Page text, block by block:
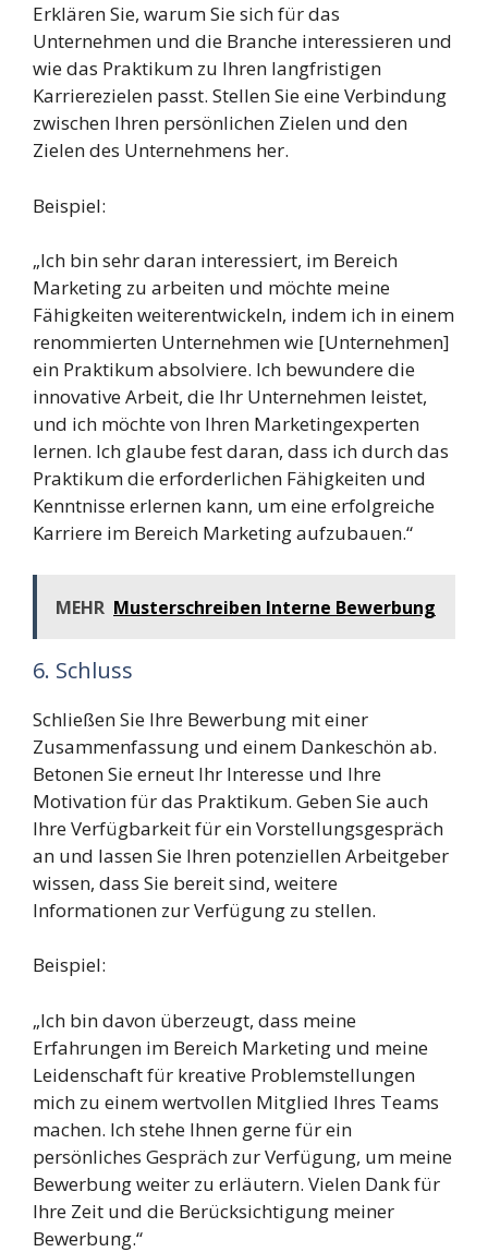
Erklären Sie, warum Sie sich für das
Unternehmen und die Branche interessieren und
wie das Praktikum zu Ihren langfristigen
Karrierezielen passt. Stellen Sie eine Verbindung
zwischen Ihren persönlichen Zielen und den
Zielen des Unternehmens her.
Beispiel:
„Ich bin sehr daran interessiert, im Bereich
Marketing zu arbeiten und möchte meine
Fähigkeiten weiterentwickeln, indem ich in einem
renommierten Unternehmen wie [Unternehmen]
ein Praktikum absolviere. Ich bewundere die
innovative Arbeit, die Ihr Unternehmen leistet,
und ich möchte von Ihren Marketingexperten
lernen. Ich glaube fest daran, dass ich durch das
Praktikum die erforderlichen Fähigkeiten und
Kenntnisse erlernen kann, um eine erfolgreiche
Karriere im Bereich Marketing aufzubauen.“
MEHR Musterschreiben Interne Bewerbung
6. Schluss
Schließen Sie Ihre Bewerbung mit einer
Zusammenfassung und einem Dankeschön ab.
Betonen Sie erneut Ihr Interesse und Ihre
Motivation für das Praktikum. Geben Sie auch
Ihre Verfügbarkeit für ein Vorstellungsgespräch
an und lassen Sie Ihren potenziellen Arbeitgeber
wissen, dass Sie bereit sind, weitere
Informationen zur Verfügung zu stellen.
Beispiel:
„Ich bin davon überzeugt, dass meine
Erfahrungen im Bereich Marketing und meine
Leidenschaft für kreative Problemstellungen
mich zu einem wertvollen Mitglied Ihres Teams
machen. Ich stehe Ihnen gerne für ein
persönliches Gespräch zur Verfügung, um meine
Bewerbung weiter zu erläutern. Vielen Dank für
Ihre Zeit und die Berücksichtigung meiner
Bewerbung.“